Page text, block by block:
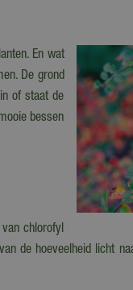
En wat
De grond
of staat de
bessen
chlorofyl
de hoeveelheid licht